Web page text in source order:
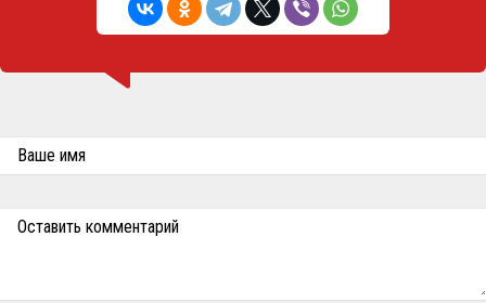
Ваше имя
Оставить комментарий